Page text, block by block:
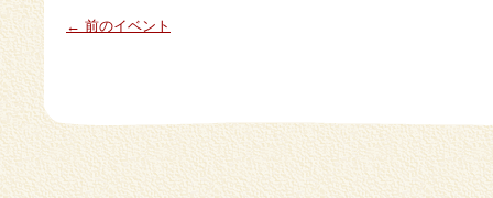
← 前のイベント